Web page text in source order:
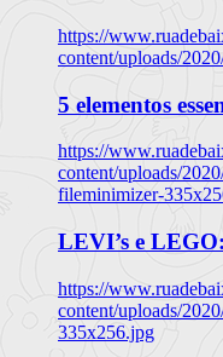
https://
content/uploads/
5 elementos
https://
content/uploads/
fileminimizer-
LEVI’s e
https://
content/uploads/
335x256.jpg